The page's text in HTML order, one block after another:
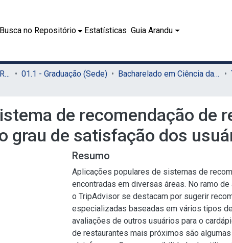
Busca no Repositório Estatísticas Guia Arandu
01. Universidade Federal Rural de Pernambuco - UFRPE (Sede) 01.1 - Graduação (Sede) Bacharelado em Ciência da Computação (Sede)
de recomendação de
grau de satisfação dos
Resumo
Aplicações populares de sistemas de
encontradas em diversas áreas. No ramo
o TripAdvisor se destacam por sugerir
especializadas baseadas em vários tipos
avaliações de outros usuários para o
de restaurantes mais próximos são